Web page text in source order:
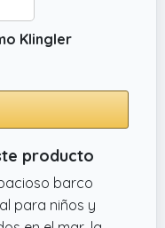
Klingler
producto
barco
para niños y